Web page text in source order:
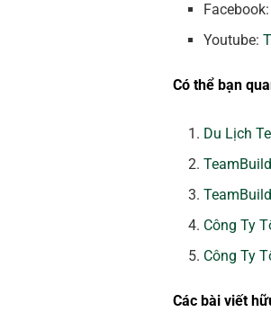
Youtube:
Có thể bạn
Du Lịch
Công Ty
Công Ty
Các bài viết